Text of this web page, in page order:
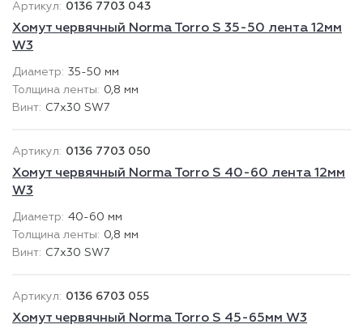
0136 7703 043
Хомут червячный Norma Torro S 35-50 лента 12мм
W3
35-50 мм
0,8 мм
C7x30 SW7
0136 7703 050
Хомут червячный Norma Torro S 40-60 лента 12мм
W3
40-60 мм
0,8 мм
C7x30 SW7
0136 6703 055
Хомут червячный Norma Torro S 45-65мм W3